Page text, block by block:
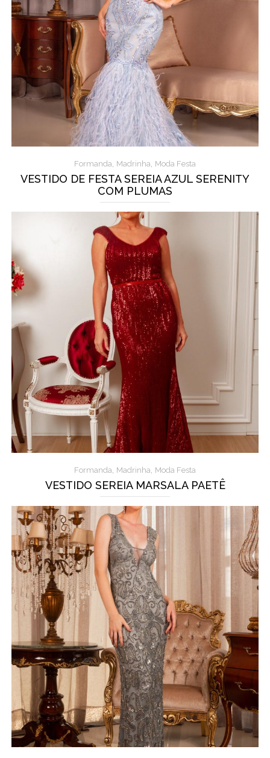
Formanda, Madrinha, Moda Festa
VESTIDO DE FESTA SEREIA AZUL SERENITY
COM PLUMAS
Formanda, Madrinha, Moda Festa
VESTIDO SEREIA MARSALA PAETÊ